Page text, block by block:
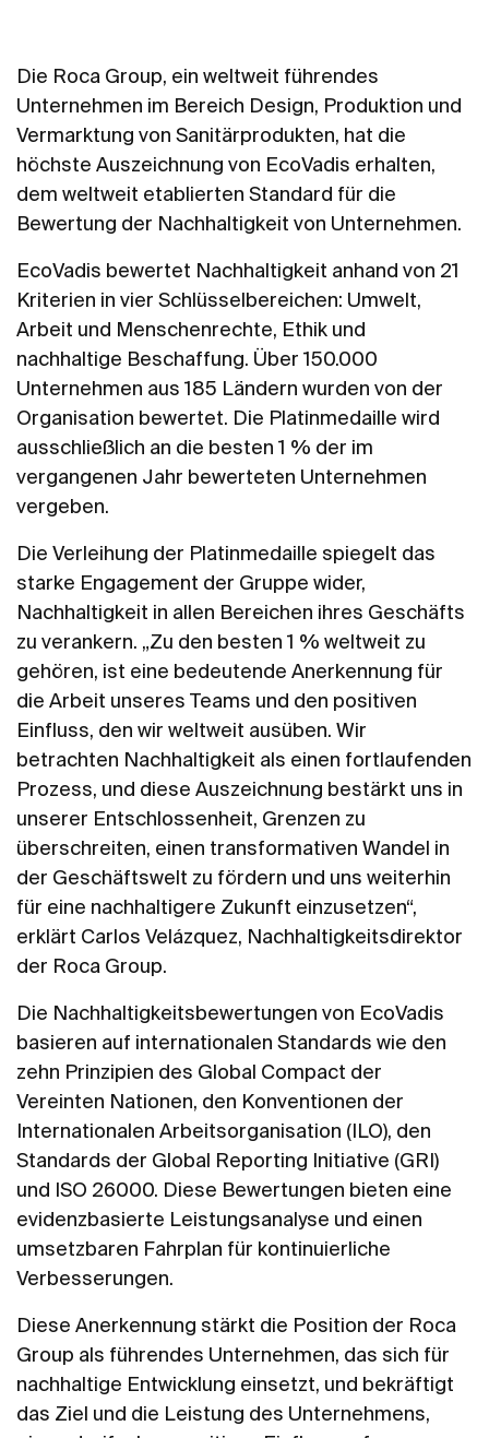
Die Roca Group, ein weltweit führendes
Unternehmen im Bereich Design, Produktion und
Vermarktung von Sanitärprodukten, hat die
höchste Auszeichnung von EcoVadis erhalten,
dem weltweit etablierten Standard für die
Bewertung der Nachhaltigkeit von Unternehmen.
EcoVadis bewertet Nachhaltigkeit anhand von 21
Kriterien in vier Schlüsselbereichen: Umwelt,
Arbeit und Menschenrechte, Ethik und
nachhaltige Beschaffung. Über 150.000
Unternehmen aus 185 Ländern wurden von der
Organisation bewertet. Die Platinmedaille wird
ausschließlich an die besten 1 % der im
vergangenen Jahr bewerteten Unternehmen
vergeben.
Die Verleihung der Platinmedaille spiegelt das
starke Engagement der Gruppe wider,
Nachhaltigkeit in allen Bereichen ihres Geschäfts
zu verankern. „Zu den besten 1 % weltweit zu
gehören, ist eine bedeutende Anerkennung für
die Arbeit unseres Teams und den positiven
Einfluss, den wir weltweit ausüben. Wir
betrachten Nachhaltigkeit als einen fortlaufenden
Prozess, und diese Auszeichnung bestärkt uns in
unserer Entschlossenheit, Grenzen zu
überschreiten, einen transformativen Wandel in
der Geschäftswelt zu fördern und uns weiterhin
für eine nachhaltigere Zukunft einzusetzen“,
erklärt Carlos Velázquez, Nachhaltigkeitsdirektor
der Roca Group.
Die Nachhaltigkeitsbewertungen von EcoVadis
basieren auf internationalen Standards wie den
zehn Prinzipien des Global Compact der
Vereinten Nationen, den Konventionen der
Internationalen Arbeitsorganisation (ILO), den
Standards der Global Reporting Initiative (GRI)
und ISO 26000. Diese Bewertungen bieten eine
evidenzbasierte Leistungsanalyse und einen
umsetzbaren Fahrplan für kontinuierliche
Verbesserungen.
Diese Anerkennung stärkt die Position der Roca
Group als führendes Unternehmen, das sich für
nachhaltige Entwicklung einsetzt, und bekräftigt
das Ziel und die Leistung des Unternehmens,